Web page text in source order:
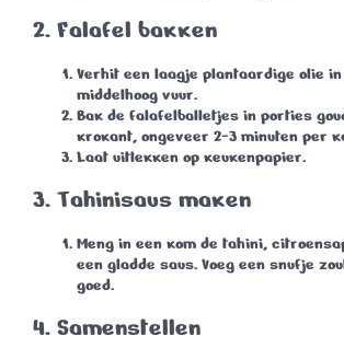
2. Falafel bakken
Verhit een laagje plantaardige olie in
middelhoog vuur.
Bak de falafelballetjes in porties
krokant, ongeveer 2-3 minuten per
Laat uitlekken op keukenpapier.
3. Tahinisaus maken
Meng in een kom de tahini,
een gladde saus. Voeg een snufje
goed.
4. Samenstellen